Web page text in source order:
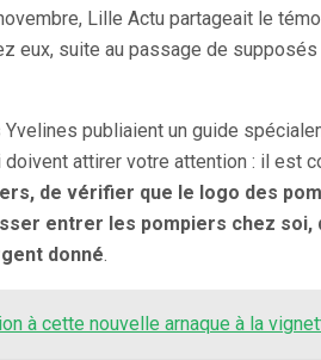
Lille Actu partageait le
eux, suite au passage de
publiaient un guide
attirer votre attention : il est
de vérifier que le logo des
entrer les pompiers chez soi,
donné.
à cette nouvelle arnaque à la